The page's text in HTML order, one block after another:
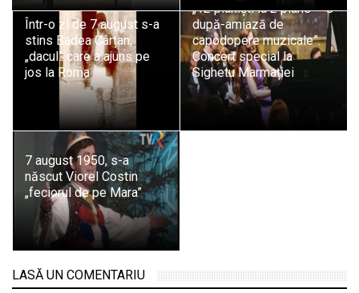
Într-o zi de 7 august s-a
stins Badea Cârțan,
„dacul” care a ajuns pe
jos la Roma
„12 pianiști la 2 piane – O
după-amiază de
capodopere muzicale”.
Concert special la
Sighetu Marmației
7 august 1950, s-a
născut Viorel Costin
„feciorul de pe Mara”
LASĂ UN COMENTARIU